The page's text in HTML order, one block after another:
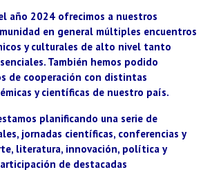
año 2024 ofrecimos a nuestros
en general múltiples encuentros
y culturales de alto nivel tanto
También hemos podido
de cooperación con distintas
y científicas de nuestro país.
planificando una serie de
jornadas científicas, conferencias y
literatura, innovación, política y
de destacadas